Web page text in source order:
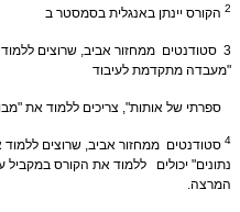
2 הקורס יינתן באנגלית בסמסטר ב
3 סטודנטים ממחזור אביב, שרוצים
"מעבדה מתקדמת לעיבוד
ספרתי של אותות", צריכים ללמוד את
4 סטודנטים ממחזור אביב, שרוצים
נתונים" יכולים ללמוד את הקורס
המרצה.